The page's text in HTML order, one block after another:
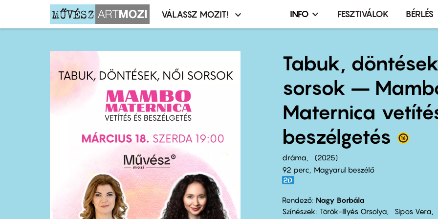
Moziválasztó
VÁLASSZ MOZIT!
Infó,
terembérlés
menü
INFO FESZTIVÁLOK BÉRLÉS
Tabuk,
sorsok –
Maternica
beszélgetés
dráma
2025
92 perc,
Magyarul beszélő
Rendező Nagy Borbála
Színészek
Török-Illyés Orsolya Sipos Vera